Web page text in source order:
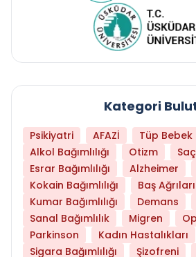
Kategori
Psikiyatri AFAZİ
Tüp Bebek
Alkol Bağımlılığı
Otizm
Esrar Bağımlılığı
Alzheimer
Kokain Bağımlılığı
Baş Ağrıları
Kumar Bağımlılığı
Demans
Sanal Bağımlılık
Migren
Parkinson
Kadın Hastalıkları
Sigara Bağımlılığı
Şizofreni